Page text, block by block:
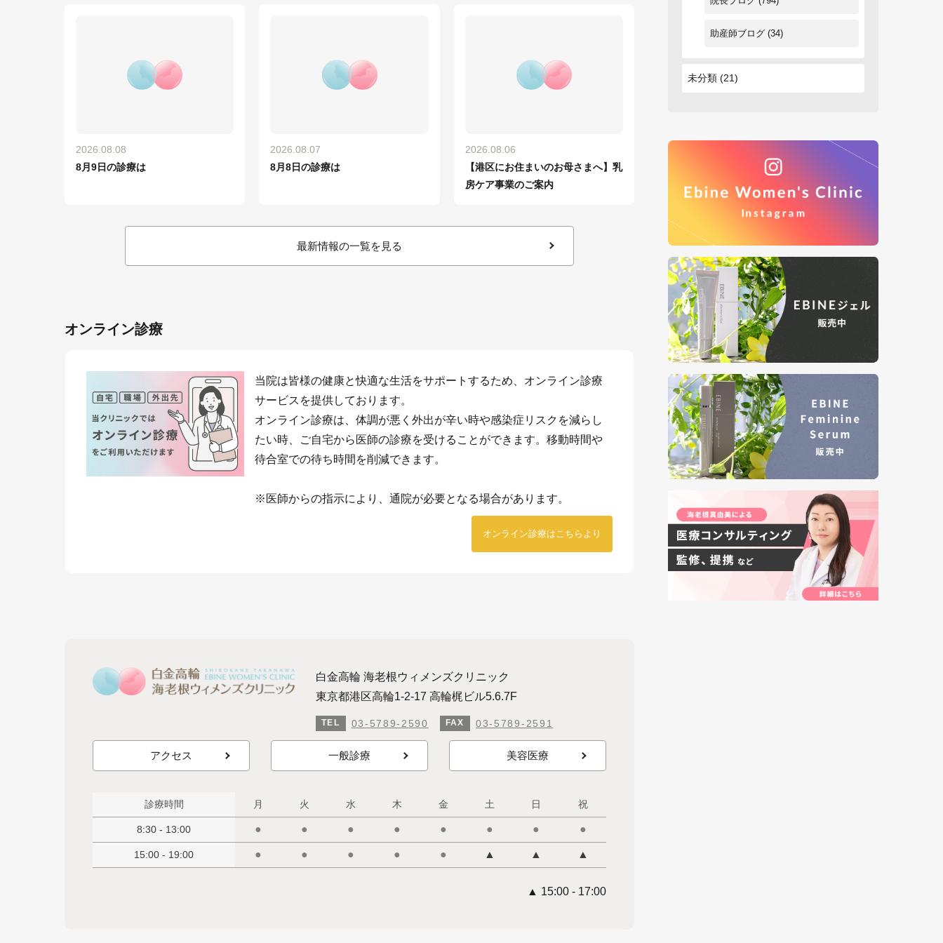
2026.08.08
8月9日の診療は
2026.08.07
8月8日の診療は
2026.08.06
【港区にお住まいのお母さまへ】乳
房ケア事業のご案内
最新情報の一覧を見る
オンライン診療
当院は皆様の健康と快適な生活をサポートするため、オンライン診療
サービスを提供しております。
オンライン診療は、体調が悪く外出が辛い時や感染症リスクを減らし
たい時、ご自宅から医師の診療を受けることができます。移動時間や
待合室での待ち時間を削減できます。
※医師からの指示により、通院が必要となる場合があります。
オンライン診療はこちらより
白金高輪 海老根ウィメンズクリニック
東京都港区高輪1-2-17 高輪梶ビル5.6.7F
TEL 03-5789-2590 FAX 03-5789-2591
アクセス 一般診療 美容医療
診療時間 月 火 水 木 金 土 日 祝
8:30 - 13:00 ● ● ● ● ● ● ● ●
15:00 - 19:00 ● ● ● ● ● ▲ ▲ ▲
▲ 15:00 - 17:00
助産師ブログ (34)
未分類 (21)